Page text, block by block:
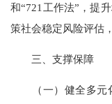
和“721工作法”，提
策社会稳定风险评估
三、支撑保障
（一）健全多元化